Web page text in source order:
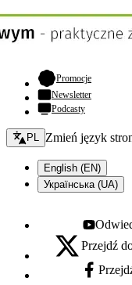
Promocje- otwiera
Newsletter
Podcasty
Zmień język - bieżący:
PL Zmień język
English (EN)
Українська (UA)
Youtube -
X - otwiera się w
Przejdź
Facebook -